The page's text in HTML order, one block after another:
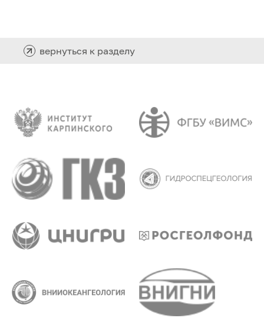
вернуться к разделу